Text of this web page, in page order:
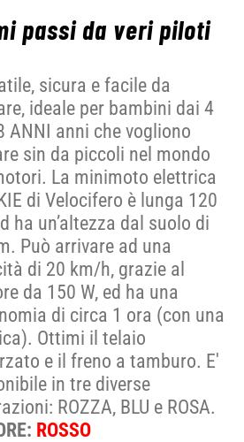
passi da veri piloti
sicura e facile da
ideale per bambini dai 4
ANNI anni che vogliono
sin da piccoli nel mondo
La minimoto elettrica
di Velocifero è lunga 120
ha un’altezza dal suolo di
Può arrivare ad una
di 20 km/h, grazie al
da 150 W, ed ha una
di circa 1 ora (con una
Ottimi il telaio
e il freno a tamburo. E'
in tre diverse
ROZZA, BLU e ROSA.
ROSSO